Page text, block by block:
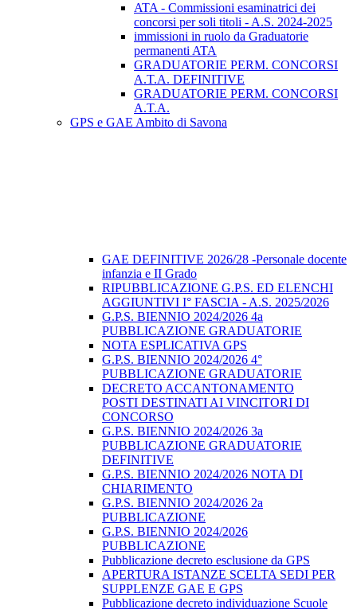
ATA - Commissioni esaminatrici dei
concorsi per soli titoli - A.S. 2024-2025
immissioni in ruolo da Graduatorie
permanenti ATA
GRADUATORIE PERM. CONCORSI
A.T.A. DEFINITIVE
GRADUATORIE PERM. CONCORSI
A.T.A.
GPS e GAE Ambito di Savona
GAE DEFINITIVE 2026/28 -Personale docente
infanzia e II Grado
RIPUBBLICAZIONE G.P.S. ED ELENCHI
AGGIUNTIVI I° FASCIA - A.S. 2025/2026
G.P.S. BIENNIO 2024/2026 4a
PUBBLICAZIONE GRADUATORIE
NOTA ESPLICATIVA GPS
G.P.S. BIENNIO 2024/2026 4°
PUBBLICAZIONE GRADUATORIE
DECRETO ACCANTONAMENTO
POSTI DESTINATI AI VINCITORI DI
CONCORSO
G.P.S. BIENNIO 2024/2026 3a
PUBBLICAZIONE GRADUATORIE
DEFINITIVE
G.P.S. BIENNIO 2024/2026 NOTA DI
CHIARIMENTO
G.P.S. BIENNIO 2024/2026 2a
PUBBLICAZIONE
G.P.S. BIENNIO 2024/2026
PUBBLICAZIONE
Pubblicazione decreto esclusione da GPS
APERTURA ISTANZE SCELTA SEDI PER
SUPPLENZE GAE E GPS
Pubblicazione decreto individuazione Scuole